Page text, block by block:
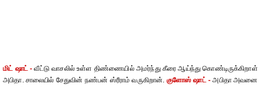
மிட் ஷாட் - வீட்டு வாசலில் உள்ள திண்ணையில் அமர்ந்து கீரை ஆய்ந்து கொண்டிருக்கிறாள்
அபிதா. சாலையில் சேதுவின் நண்பன் ஸ்ரீராம் வருகிறான். குளோஸ் ஷாட் - அபிதா அவனை